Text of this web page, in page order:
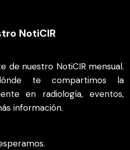
NotiCIR
de nuestro NotiCIR mensual.
te compartimos la
en radiología, eventos,
información.